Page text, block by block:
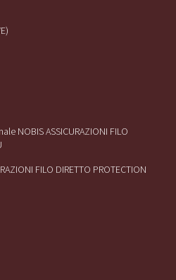
NOBIS ASSICURAZIONI FILO
FILO DIRETTO PROTECTION